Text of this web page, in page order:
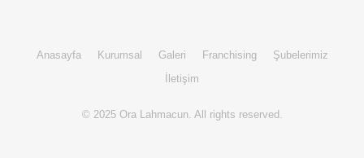
Anasayfa Kurumsal Galeri Franchising
Şubelerimiz
İletişim
© 2025 Ora Lahmacun. All rights reserved.